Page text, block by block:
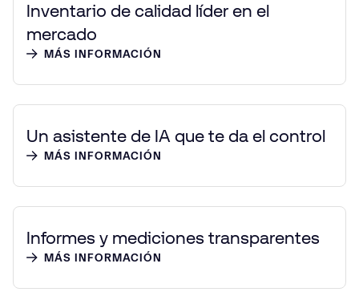
Inventario de calidad líder en el
mercado
MÁS INFORMACIÓN
Un asistente de IA que te da el control
MÁS INFORMACIÓN
Informes y mediciones transparentes
MÁS INFORMACIÓN